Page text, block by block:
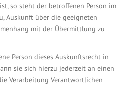
so steht der betroffenen Person im
Auskunft über die geeigneten
mit der Übermittlung zu
Person dieses Auskunftsrecht in
sie sich hierzu jederzeit an einen
Verarbeitung Verantwortlichen